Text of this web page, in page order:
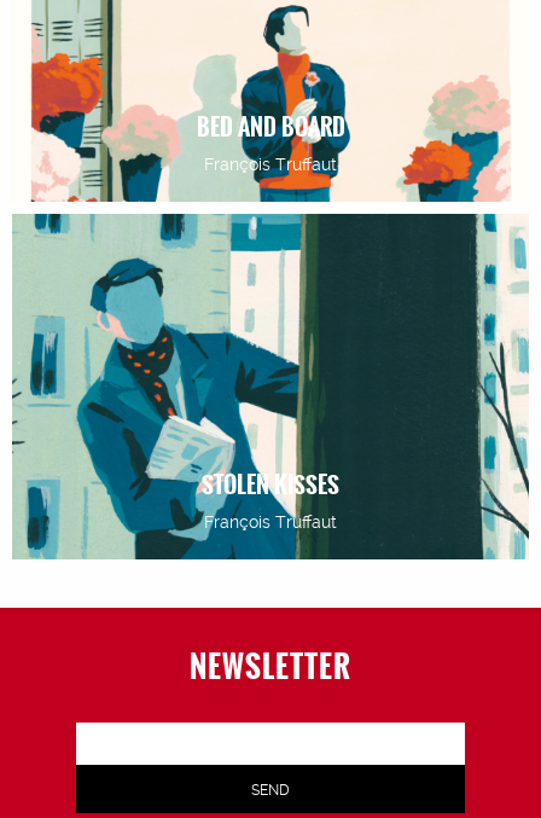
BED AND BOARD
François Truffaut
STOLEN KISSES
François Truffaut
NEWSLETTER